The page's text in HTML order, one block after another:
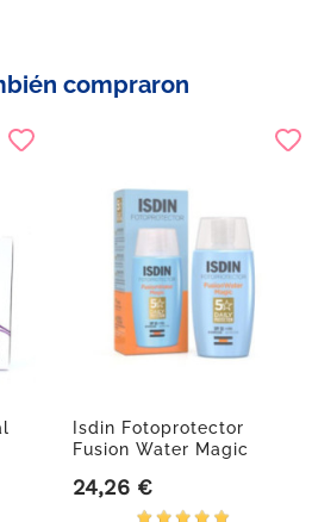
compraron
Isdin Fotoprotector
Fusion Water Magic
Precio
24,26 €